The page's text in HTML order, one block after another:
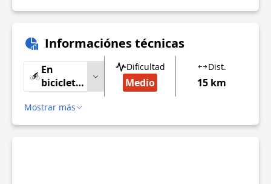
Informaciónes técnicas
En
bicicleta
de
carretera
Dificultad
Medio
Dist.
15 km
Mostrar más